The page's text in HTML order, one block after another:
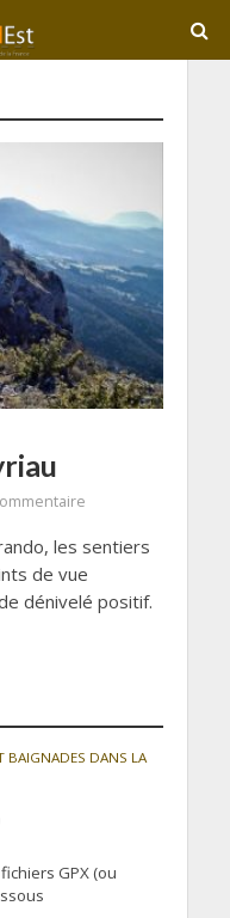
les sentiers
de vue
dénivelé positif.
BAIGNADES DANS LA
GPX (ou